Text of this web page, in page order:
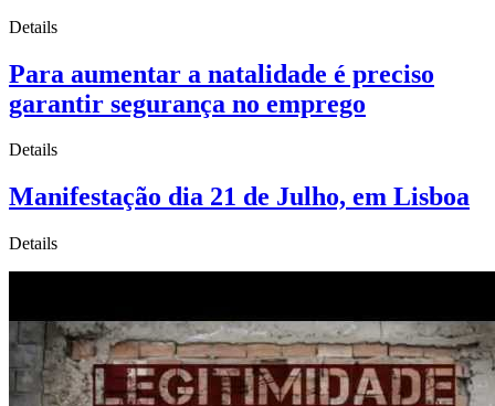
Details
Para aumentar a natalidade é preciso
garantir segurança no emprego
Details
Manifestação dia 21 de Julho, em Lisboa
Details